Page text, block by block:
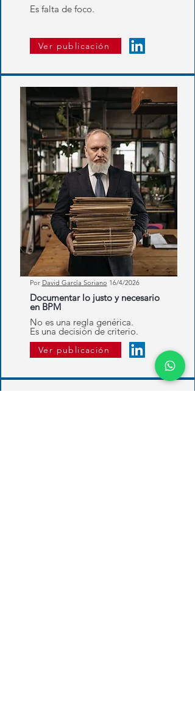
Es falta de foco.
Ver publicación
Por David García Soriano 16/4/2026
Documentar lo justo y necesario
en BPM
No es una regla genérica.
Es una decisión de criterio.
Ver publicación